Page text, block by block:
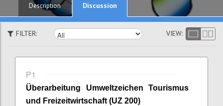
Description Discussion
FILTER: VIEW:
P1
Überarbeitung Umweltzeichen Tourismus
und Freizeitwirtschaft (UZ 200)